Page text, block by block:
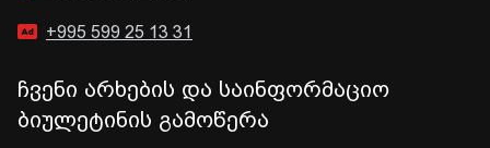
+995 599 25 13 31
ჩვენი არხების და საინფორმაციო
ბიულეტინის გამოწერა